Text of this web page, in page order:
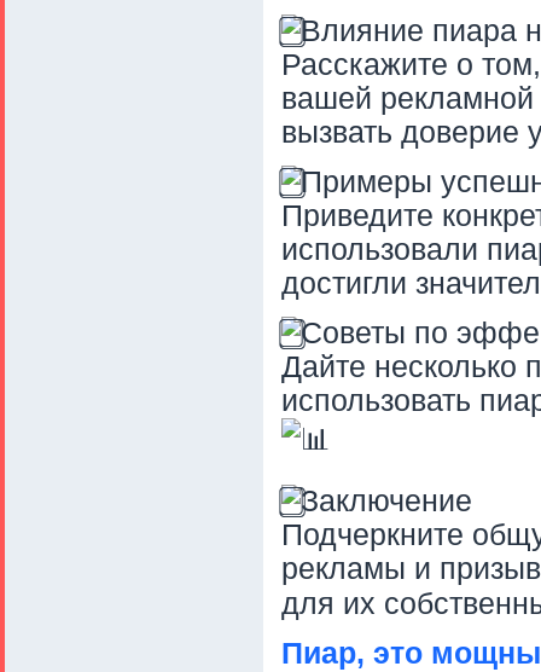
Влияние пиара
Расскажите о
вашей
вызвать доверие
Примеры
Приведите
использовали
достигли
Советы по
Дайте несколько
использовать
Заключение
Подчеркните
рекламы и
для их
Пиар, это